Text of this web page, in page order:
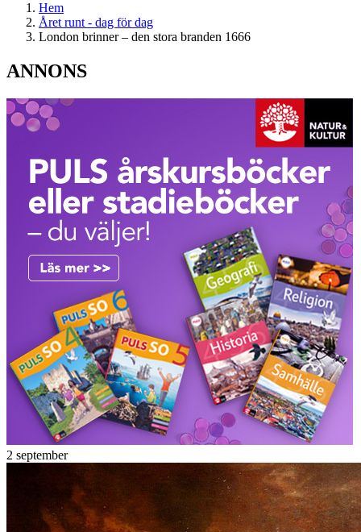
Hem
Året runt - dag för dag
London brinner – den stora branden 1666
ANNONS
2 september